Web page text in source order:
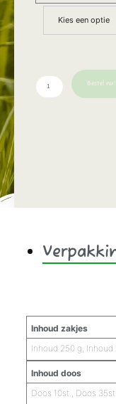
Kies een optie
Bestel nu!
Inhoud zakjes
Inhoud 250 g, Inhoud
Inhoud doos
Doos 10st., Doos 35st.